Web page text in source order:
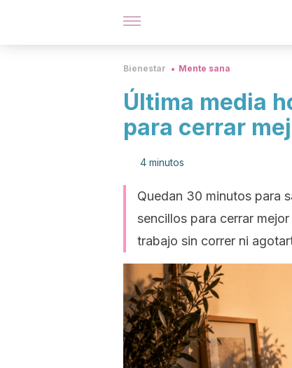
Bienestar Mente sana
Última media
para cerrar
4 minutos
Quedan 30 minutos para
sencillos para cerrar
trabajo sin correr ni